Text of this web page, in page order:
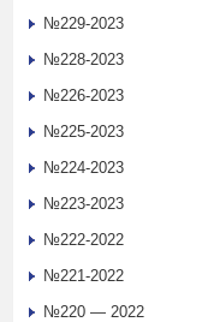
№229-2023
№228-2023
№226-2023
№225-2023
№224-2023
№223-2023
№222-2022
№221-2022
№220 — 2022